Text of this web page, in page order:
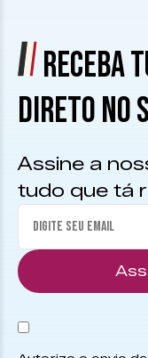
RECEBA
DIRETO NO
Assine a
tudo que tá